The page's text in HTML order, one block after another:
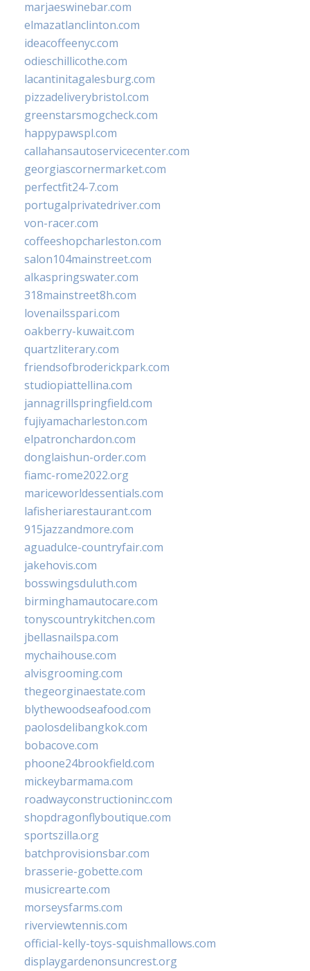
marjaeswinebar.com
elmazatlanclinton.com
ideacoffeenyc.com
odieschillicothe.com
lacantinitagalesburg.com
pizzadeliverybristol.com
greenstarsmogcheck.com
happypawspl.com
callahansautoservicecenter.com
georgiascornermarket.com
perfectfit24-7.com
portugalprivatedriver.com
von-racer.com
coffeeshopcharleston.com
salon104mainstreet.com
alkaspringswater.com
318mainstreet8h.com
lovenailsspari.com
oakberry-kuwait.com
quartzliterary.com
friendsofbroderickpark.com
studiopiattellina.com
jannagrillspringfield.com
fujiyamacharleston.com
elpatronchardon.com
donglaishun-order.com
fiamc-rome2022.org
mariceworldessentials.com
lafisheriarestaurant.com
915jazzandmore.com
aguadulce-countryfair.com
jakehovis.com
bosswingsduluth.com
birminghamautocare.com
tonyscountrykitchen.com
jbellasnailspa.com
mychaihouse.com
alvisgrooming.com
thegeorginaestate.com
blythewoodseafood.com
paolosdelibangkok.com
bobacove.com
phoone24brookfield.com
mickeybarmama.com
roadwayconstructioninc.com
shopdragonflyboutique.com
sportszilla.org
batchprovisionsbar.com
brasserie-gobette.com
musicrearte.com
morseysfarms.com
riverviewtennis.com
official-kelly-toys-squishmallows.com
displaygardenonsuncrest.org